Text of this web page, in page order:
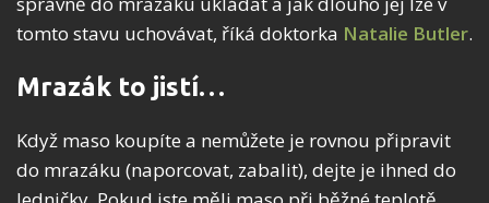
tomto stavu uchovávat, říká doktorka Natalie Butler.
Mrazák to jistí…
Když maso koupíte a nemůžete je rovnou připravit
do mrazáku (naporcovat, zabalit), dejte je ihned do